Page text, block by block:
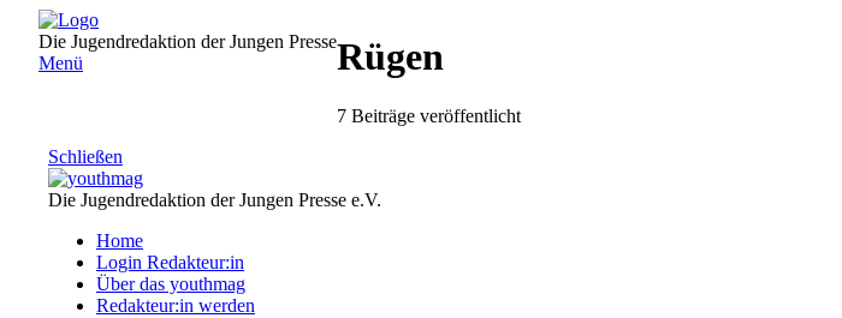
Direkt
zum
Inhalt
Die Jugendredaktion der Jungen Presse
Menü
Rügen
7 Beiträge veröffentlicht
Schließen
Die Jugendredaktion der Jungen Presse e.V.
Home
Login Redakteur:in
Über das youthmag
Redakteur:in werden